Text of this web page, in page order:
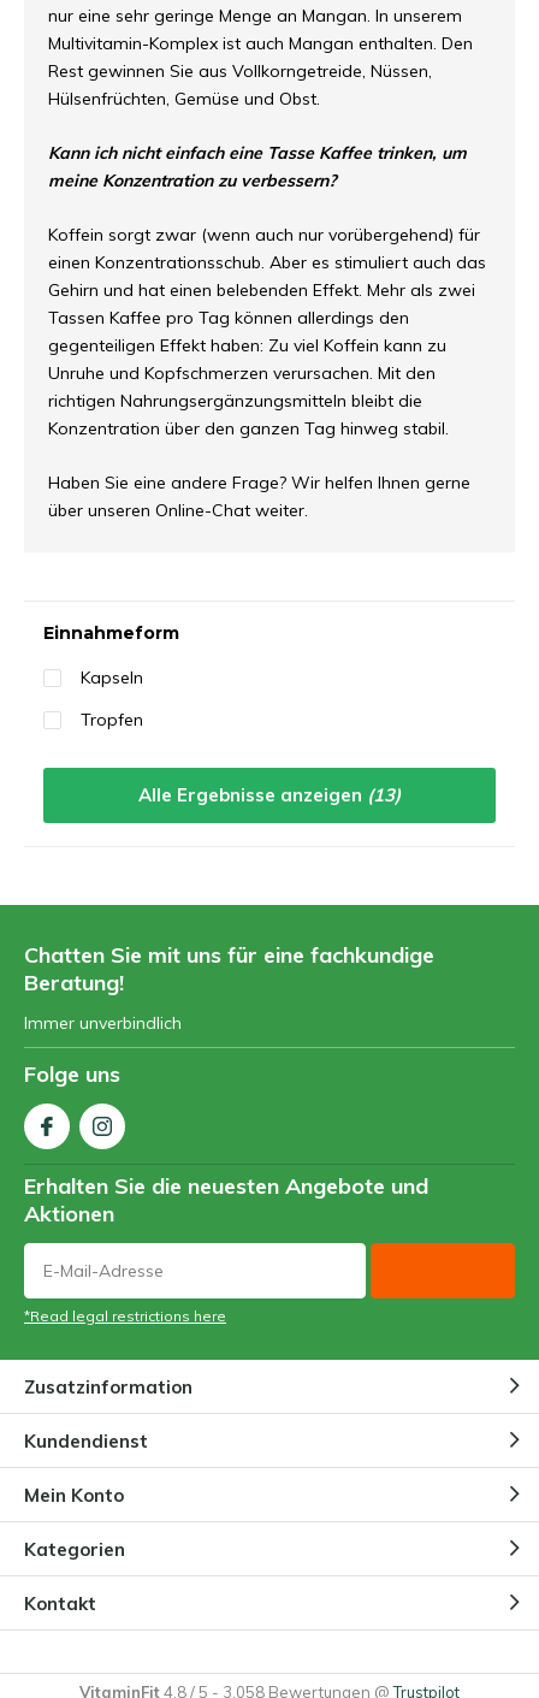
nur eine sehr geringe Menge an Mangan. In unserem
Multivitamin-Komplex ist auch Mangan enthalten. Den
Rest gewinnen Sie aus Vollkorngetreide, Nüssen,
Hülsenfrüchten, Gemüse und Obst.
Kann ich nicht einfach eine Tasse Kaffee trinken, um
meine Konzentration zu verbessern?
Koffein sorgt zwar (wenn auch nur vorübergehend) für
einen Konzentrationsschub. Aber es stimuliert auch das
Gehirn und hat einen belebenden Effekt. Mehr als zwei
Tassen Kaffee pro Tag können allerdings den
gegenteiligen Effekt haben: Zu viel Koffein kann zu
Unruhe und Kopfschmerzen verursachen. Mit den
richtigen Nahrungsergänzungsmitteln bleibt die
Konzentration über den ganzen Tag hinweg stabil.
Haben Sie eine andere Frage? Wir helfen Ihnen gerne
über unseren Online-Chat weiter.
Einnahmeform
Kapseln
Tropfen
Alle Ergebnisse anzeigen (13)
Chatten Sie mit uns für eine fachkundige
Beratung!
Immer unverbindlich
Folge uns
Erhalten Sie die neuesten Angebote und
Aktionen
*Read legal restrictions here
Zusatzinformation
Kundendienst
Mein Konto
Kategorien
Kontakt
VitaminFit4.8/5 - 3.058 Bewertungen @Trustpilot